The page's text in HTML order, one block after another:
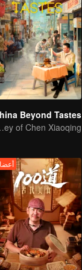
Beyond Tastes
Xiaoqing